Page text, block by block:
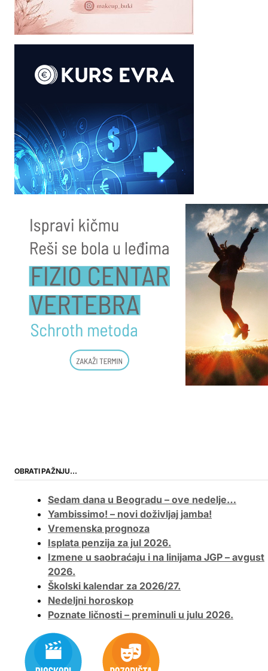
OBRATI PAŽNJU…
Sedam dana u Beogradu – ove nedelje…
Yambissimo! – novi doživljaj jamba!
Vremenska prognoza
Isplata penzija za jul 2026.
Izmene u saobraćaju i na linijama JGP – avgust
2026.
Školski kalendar za 2026/27.
Nedeljni horoskop
Poznate ličnosti – preminuli u julu 2026.